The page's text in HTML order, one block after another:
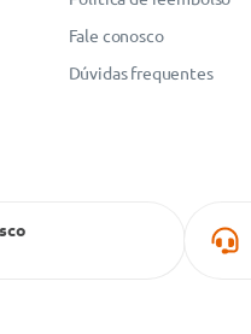
Fale conosco
Dúvidas frequentes